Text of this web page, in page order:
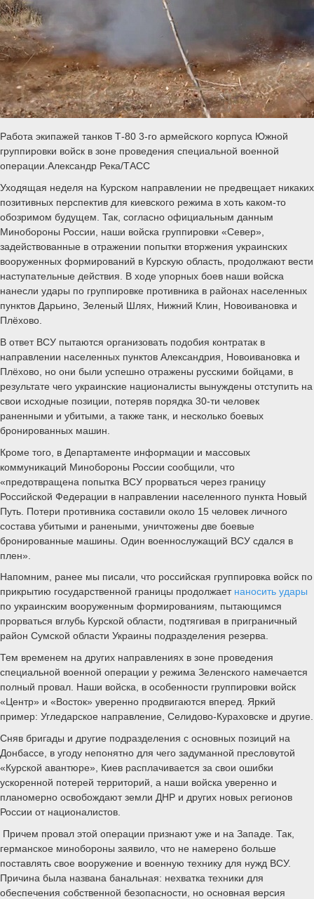
Работа экипажей танков Т-80 3-го армейского корпуса Южной
группировки войск в зоне проведения специальной военной
операции.Александр Река/ТАСС
Уходящая неделя на Курском направлении не предвещает никаких
позитивных перспектив для киевского режима в хоть каком-то
обозримом будущем. Так, согласно официальным данным
Минобороны России, наши войска группировки «Север»,
задействованные в отражении попытки вторжения украинских
вооруженных формирований в Курскую область, продолжают вести
наступательные действия. В ходе упорных боев наши войска
нанесли удары по группировке противника в районах населенных
пунктов Дарьино, Зеленый Шлях, Нижний Клин, Новоивановка и
Плёхово.
В ответ ВСУ пытаются организовать подобия контратак в
направлении населенных пунктов Александрия, Новоивановка и
Плёхово, но они были успешно отражены русскими бойцами, в
результате чего украинские националисты вынуждены отступить на
свои исходные позиции, потеряв порядка 30-ти человек
раненными и убитыми, а также танк, и несколько боевых
бронированных машин.
Кроме того, в Департаменте информации и массовых
коммуникаций Минобороны России сообщили, что
«предотвращена попытка ВСУ прорваться через границу
Российской Федерации в направлении населенного пункта Новый
Путь. Потери противника составили около 15 человек личного
состава убитыми и ранеными, уничтожены две боевые
бронированные машины. Один военнослужащий ВСУ сдался в
плен».
Напомним, ранее мы писали, что российская группировка войск по
прикрытию государственной границы продолжает наносить удары
по украинским вооруженным формированиям, пытающимся
прорваться вглубь Курской области, подтягивая в приграничный
район Сумской области Украины подразделения резерва.
Тем временем на других направлениях в зоне проведения
специальной военной операции у режима Зеленского намечается
полный провал. Наши войска, в особенности группировки войск
«Центр» и «Восток» уверенно продвигаются вперед. Яркий
пример: Угледарское направление, Селидово-Кураховске и другие.
Сняв бригады и другие подразделения с основных позиций на
Донбассе, в угоду непонятно для чего задуманной пресловутой
«Курской авантюре», Киев расплачивается за свои ошибки
ускоренной потерей территорий, а наши войска уверенно и
планомерно освобождают земли ДНР и других новых регионов
России от националистов.
Причем провал этой операции признают уже и на Западе. Так,
германское минобороны заявило, что не намерено больше
поставлять свое вооружение и военную технику для нужд ВСУ.
Причина была названа банальная: нехватка техники для
обеспечения собственной безопасности, но основная версия